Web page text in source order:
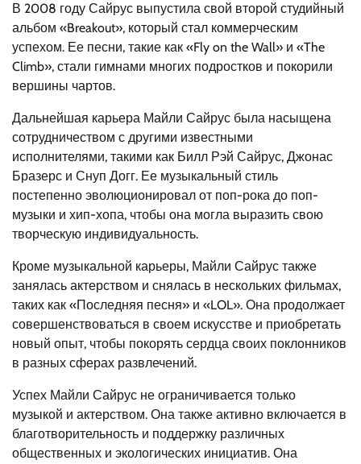
В 2008 году Сайрус выпустила свой второй студийный
альбом «Breakout», который стал коммерческим
успехом. Ее песни, такие как «Fly on the Wall» и «The
Climb», стали гимнами многих подростков и покорили
вершины чартов.
Дальнейшая карьера Майли Сайрус была насыщена
сотрудничеством с другими известными
исполнителями, такими как Билл Рэй Сайрус, Джонас
Бразерс и Снуп Догг. Ее музыкальный стиль
постепенно эволюционировал от поп-рока до поп-
музыки и хип-хопа, чтобы она могла выразить свою
творческую индивидуальность.
Кроме музыкальной карьеры, Майли Сайрус также
занялась актерством и снялась в нескольких фильмах,
таких как «Последняя песня» и «LOL». Она продолжает
совершенствоваться в своем искусстве и приобретать
новый опыт, чтобы покорять сердца своих поклонников
в разных сферах развлечений.
Успех Майли Сайрус не ограничивается только
музыкой и актерством. Она также активно включается в
благотворительность и поддержку различных
общественных и экологических инициатив. Она